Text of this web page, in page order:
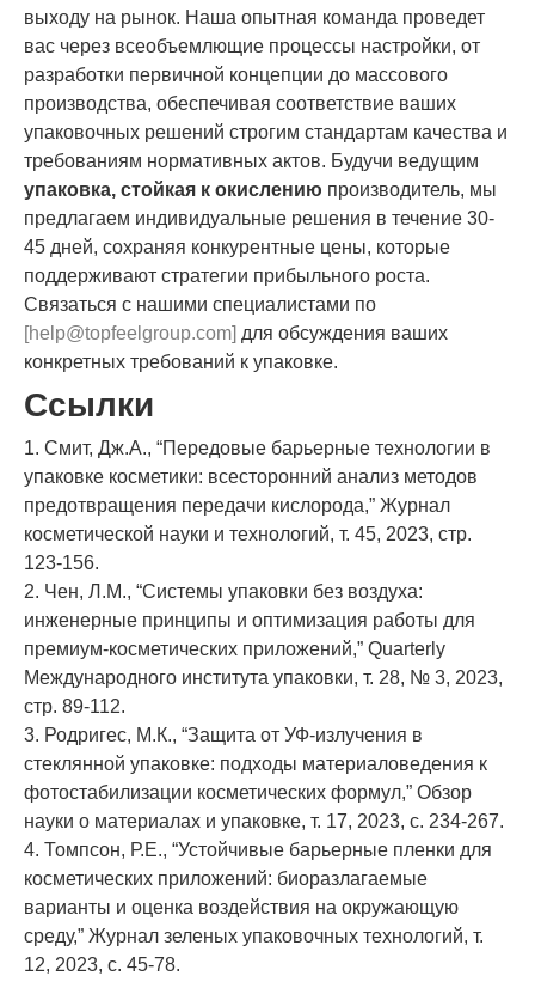
выходу на рынок. Наша опытная команда проведет
вас через всеобъемлющие процессы настройки, от
разработки первичной концепции до массового
производства, обеспечивая соответствие ваших
упаковочных решений строгим стандартам качества и
требованиям нормативных актов. Будучи ведущим
упаковка, стойкая к окислению производитель, мы
предлагаем индивидуальные решения в течение 30-
45 дней, сохраняя конкурентные цены, которые
поддерживают стратегии прибыльного роста.
Связаться с нашими специалистами по
[help@topfeelgroup.com] для обсуждения ваших
конкретных требований к упаковке.
Ссылки
1. Смит, Дж.А., “Передовые барьерные технологии в
упаковке косметики: всесторонний анализ методов
предотвращения передачи кислорода,” Журнал
косметической науки и технологий, т. 45, 2023, стр.
123-156.
2. Чен, Л.М., “Системы упаковки без воздуха:
инженерные принципы и оптимизация работы для
премиум-косметических приложений,” Quarterly
Международного института упаковки, т. 28, № 3, 2023,
стр. 89-112.
3. Родригес, М.К., “Защита от УФ-излучения в
стеклянной упаковке: подходы материаловедения к
фотостабилизации косметических формул,” Обзор
науки о материалах и упаковке, т. 17, 2023, с. 234-267.
4. Томпсон, Р.Е., “Устойчивые барьерные пленки для
косметических приложений: биоразлагаемые
варианты и оценка воздействия на окружающую
среду,” Журнал зеленых упаковочных технологий, т.
12, 2023, с. 45-78.